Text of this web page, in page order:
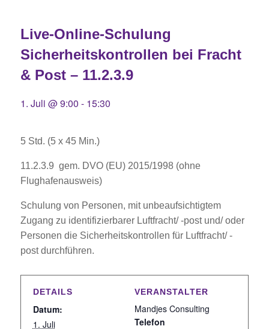
Live-Online-Schulung
Sicherheitskontrollen bei Fracht
& Post – 11.2.3.9
1. Juli @ 9:00 - 15:30
5 Std. (5 x 45 Min.)
11.2.3.9 gem. DVO (EU) 2015/1998 (ohne
Flughafenausweis)
Schulung von Personen, mit unbeaufsichtigtem
Zugang zu identifizierbarer Luftfracht/ -post und/ oder
Personen die Sicherheitskontrollen für Luftfracht/ -
post durchführen.
DETAILS
Datum:
1. Juli
VERANSTALTER
Mandjes Consulting
Telefon